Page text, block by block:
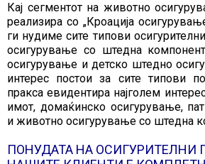
Кај сегментот на животно
реализира со „Кроација
ги нудиме сите типови
осигурување со штедна
осигурување и детско штедно
интерес постои за сите типови
пракса евидентира најголем
имот, домаќинско осигурување,
и животно осигурување со штедна
ПОНУДАТА НА ОСИГУРИТЕЛНИ